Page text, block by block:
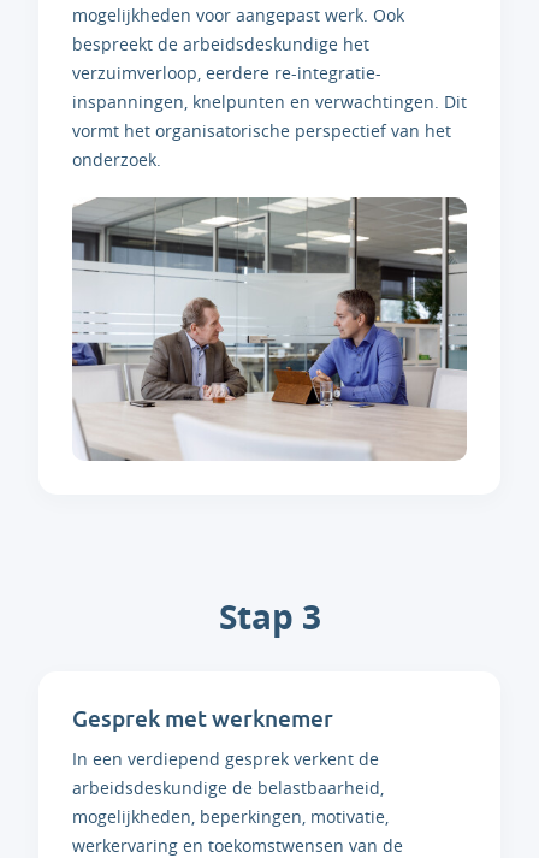
mogelijkheden voor aangepast werk. Ook
bespreekt de arbeidsdeskundige het
verzuimverloop, eerdere re-integratie-
inspanningen, knelpunten en verwachtingen. Dit
vormt het organisatorische perspectief van het
onderzoek.
Stap 3
Gesprek met werknemer
In een verdiepend gesprek verkent de
arbeidsdeskundige de belastbaarheid,
mogelijkheden, beperkingen, motivatie,
werkervaring en toekomstwensen van de